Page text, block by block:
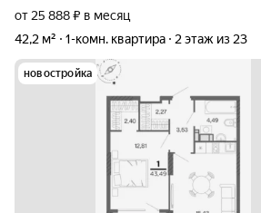
от 25 888 ₽ в месяц
42,2 м²
1-комн. квартира 2 этаж из 23
новостройка